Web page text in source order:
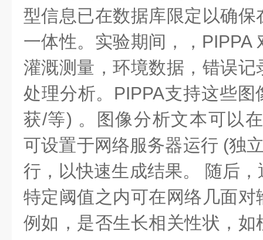
型信息已在数据库限定以确
一体性。实验期间，，PIPPA
灌溉测量，环境数据，错误
处理分析。PIPPA支持这些
获/等) 。图像分析文本可以
可设置于网络服务器运行 (独
行，以快速生成结果。 随后
特定阈值之内可在网络几面
例如，是否生长相关性状，